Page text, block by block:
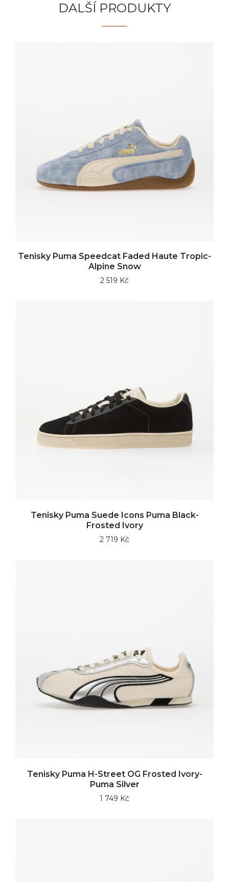
DALŠÍ PRODUKTY
Tenisky Puma Speedcat Faded Haute Tropic-
Alpine Snow
2 519 Kč
Tenisky Puma Suede Icons Puma Black-
Frosted Ivory
2 719 Kč
Tenisky Puma H-Street OG Frosted Ivory-
Puma Silver
1 749 Kč